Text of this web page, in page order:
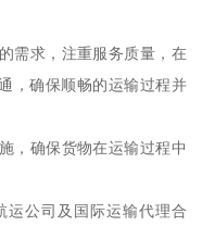
需求，注重服务质量，在
，确保顺畅的运输过程并
，确保货物在运输过程中
运公司及国际运输代理合